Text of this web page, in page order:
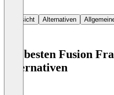
Übersicht Alternativen
Die besten Fusion
Alternativen